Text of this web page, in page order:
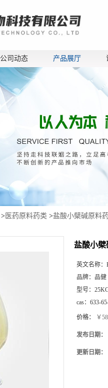
公司动态 产品展厅
> 医药原料药类 >盐酸小檗碱原料
盐酸小檗
英文名称：
品牌： 品健
型号：
cas： 633-
价格： ￥
发布日期：
更新日期：